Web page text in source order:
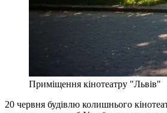
Приміщення кінотеатру "Львів"
20 червня будівлю колишнього